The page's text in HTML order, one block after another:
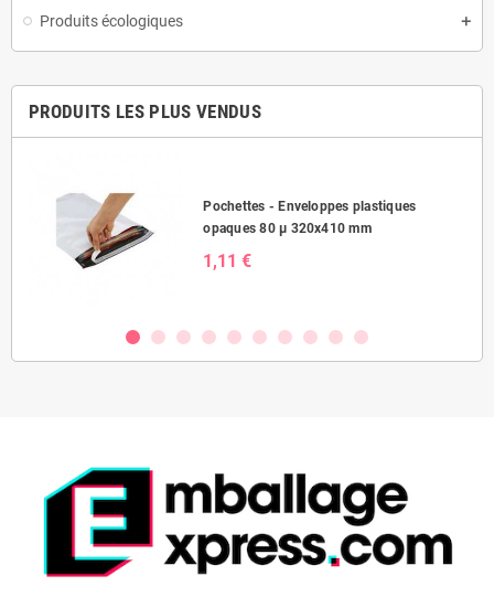
Produits écologiques
PRODUITS LES PLUS VENDUS
Pochettes - Enveloppes plastiques
opaques 80 µ 320x410 mm
1,11 €